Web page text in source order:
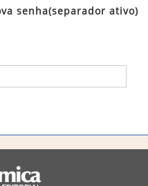
senha(separador ativo)